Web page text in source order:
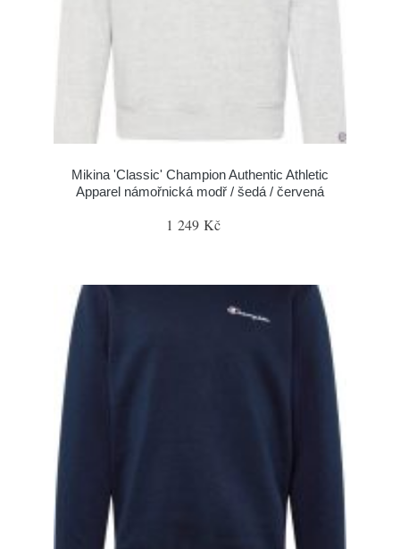
Mikina 'Classic' Champion Authentic Athletic
Apparel námořnická modř / šedá / červená
1 249 Kč